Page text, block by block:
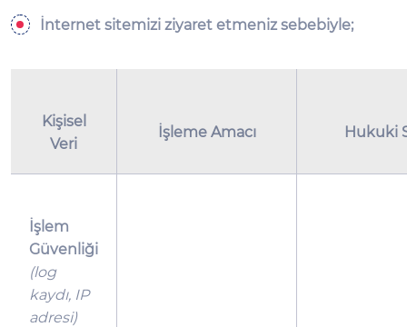
İnternet sitemizi ziyaret etmeniz sebebiyle;
Kişisel
Veri
İşleme Amacı Hukuki
İşlem
Güvenliği
(log
kaydı, IP
adresi)